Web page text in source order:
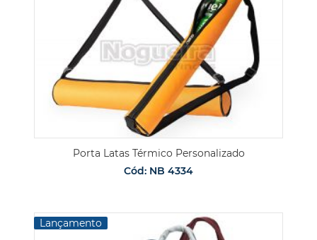
Porta Latas Térmico Personalizado
Cód: NB 4334
Lançamento